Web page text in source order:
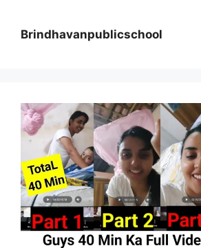
content
Brindhavanpublicschool